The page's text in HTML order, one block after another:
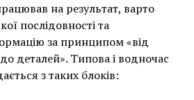
на результат, варто
послідовності та
за принципом «від
деталей». Типова і водночас
з таких блоків: